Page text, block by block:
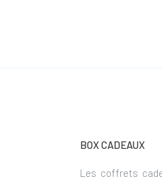
BOX CADEAUX
Les coffrets